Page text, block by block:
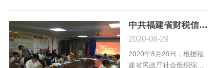
中共福建省财税信息协会支部组织党务工作者参加“牢记初心使命 勇于担当作为”主题党日学习活动
2020-08-29
2020年8月29日，根据福
建省民政厅社会组织综合